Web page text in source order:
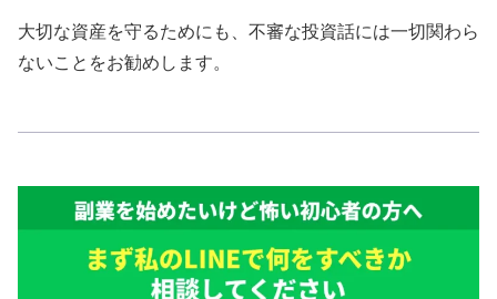
大切な資産を守るためにも、不審な投資話には一切関わら
ないことをお勧めします。